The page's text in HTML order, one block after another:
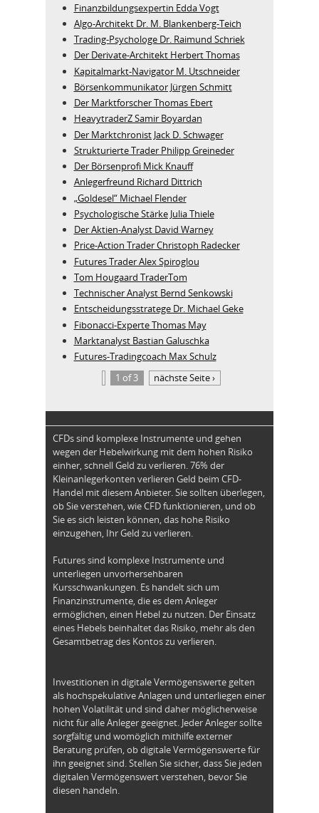
Finanzbildungsexpertin Edda Vogt
Algo‑Architekt Dr. M. Blankenberg‑Teich
Trading-Psychologe Dr. Raimund Schriek
Der Derivate‑Architekt Herbert Thomas
Kapitalmarkt-Navigator M. Utschneider
Börsenkommunikator Jürgen Schmitt
Der Marktforscher Thomas Ebert
HeavytraderZ Samir Boyardan
Der Marktchronist Jack D. Schwager
Strukturierte Trader Philipp Greineder
Der Börsenprofi Mick Knauff
Anlegerfreund Richard Dittrich
„Goldesel“ Michael Flender
Psychologische Stärke Julia Thiele
Der Aktien-Analyst David Warney
Price-Action Trader Christoph Radecker
Futures Trader Alex Spiroglou
Tom Hougaard TraderTom
Technischer Analyst Bernd Senkowski
Entscheidungsstratege Dr. Michael Geke
Fibonacci-Experte Thomas May
Marktanalyst Bastian Galuschka
Futures-Tradingcoach Max Schulz
1 of 3
nächste Seite ›
CFDs sind komplexe Instrumente und gehen
wegen der Hebelwirkung mit dem hohen Risiko
einher, schnell Geld zu verlieren. 76% der
Kleinanlegerkonten verlieren Geld beim CFD-
Handel mit diesem Anbieter. Sie sollten überlegen,
ob Sie verstehen, wie CFD funktionieren, und ob
Sie es sich leisten können, das hohe Risiko
einzugehen, Ihr Geld zu verlieren.
Futures sind komplexe Instrumente und
unterliegen unvorhersehbaren
Kursschwankungen. Es handelt sich um
Finanzinstrumente, die es dem Anleger
ermöglichen, einen Hebel zu nutzen. Der Einsatz
eines Hebels beinhaltet das Risiko, mehr als den
Gesamtbetrag des Kontos zu verlieren.
Investitionen in digitale Vermögenswerte gelten
als hochspekulative Anlagen und unterliegen einer
hohen Volatilität und sind daher möglicherweise
nicht für alle Anleger geeignet. Jeder Anleger sollte
sorgfältig und womöglich mithilfe externer
Beratung prüfen, ob digitale Vermögenswerte für
ihn geeignet sind. Stellen Sie sicher, dass Sie jeden
digitalen Vermögenswert verstehen, bevor Sie
diesen handeln.